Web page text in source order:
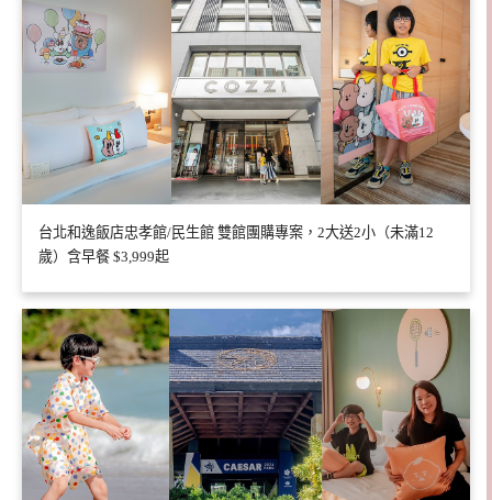
台北和逸飯店忠孝館/民生館 雙館團購專案，2大送2小（未滿12
歲）含早餐 $3,999起